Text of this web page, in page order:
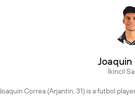
Joaquin
İkincil
Joaquin Correa (Arjantin, 31) is a futbol